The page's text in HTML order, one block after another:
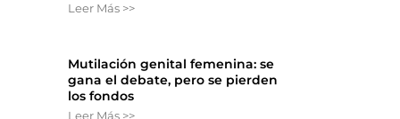
Leer Más >>
Mutilación genital femenina: se
gana el debate, pero se pierden
los fondos
Leer Más >>